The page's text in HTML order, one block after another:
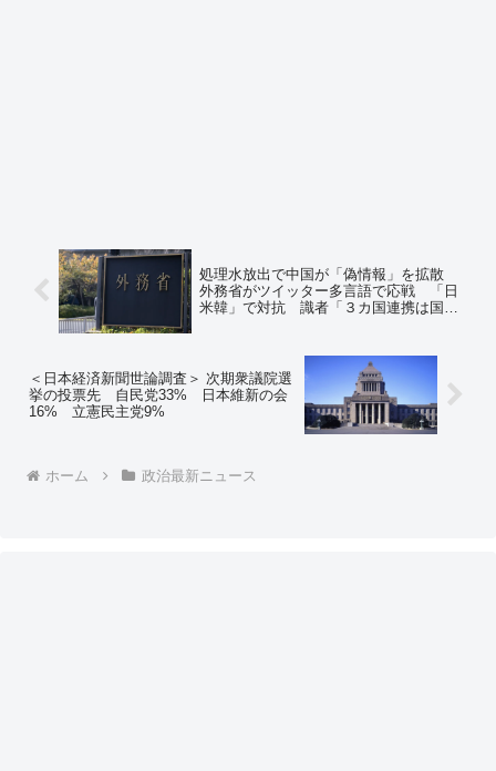
処理水放出で中国が「偽情報」を拡散
外務省がツイッター多言語で応戦 「日
米韓」で対抗 識者「３カ国連携は国際
＜日本経済新聞世論調査＞ 次期衆議院選
挙の投票先 自民党33% 日本維新の会
16% 立憲民主党9%
ホーム 政治最新ニュース